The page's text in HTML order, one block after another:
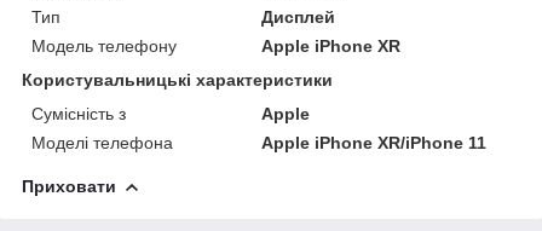
Тип
Дисплей
Модель телефону
Apple iPhone XR
Користувальницькі характеристики
Сумісність з
Apple
Моделі телефона
Apple iPhone XR/iPhone 11
Приховати